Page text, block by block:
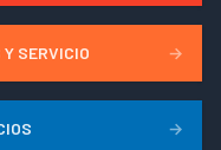
SERVICIO →
→